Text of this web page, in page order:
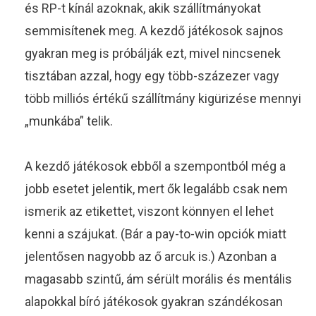
és RP-t kínál azoknak, akik szállítmányokat
semmisítenek meg. A kezdő játékosok sajnos
gyakran meg is próbálják ezt, mivel nincsenek
tisztában azzal, hogy egy több-százezer vagy
több milliós értékű szállítmány kigürizése mennyi
„munkába” telik.
A kezdő játékosok ebből a szempontból még a
jobb esetet jelentik, mert ők legalább csak nem
ismerik az etikettet, viszont könnyen el lehet
kenni a szájukat. (Bár a pay-to-win opciók miatt
jelentősen nagyobb az ő arcuk is.) Azonban a
magasabb szintű, ám sérült morális és mentális
alapokkal bíró játékosok gyakran szándékosan